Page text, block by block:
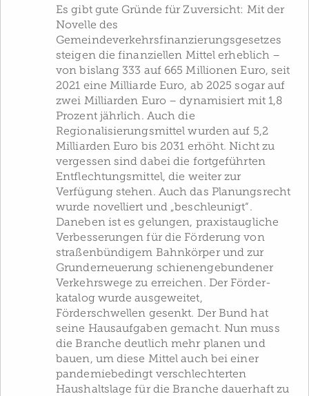
Es gibt gute Gründe für Zuversicht: Mit der
Novelle des
Gemeindeverkehrsfinanzierungsgesetzes
steigen die finanziellen Mittel erheblich –
von bislang 333 auf 665 Millionen Euro, seit
2021 eine Milliarde Euro, ab 2025 sogar auf
zwei Milliarden Euro – dynamisiert mit 1,8
Prozent jährlich. Auch die
Regionalisierungsmittel wurden auf 5,2
Milliarden Euro bis 2031 erhöht. Nicht zu
vergessen sind dabei die fortgeführten
Entflechtungsmittel, die weiter zur
Verfügung stehen. Auch das Planungsrecht
wurde novelliert und „beschleunigt“.
Daneben ist es gelungen, praxistaugliche
Verbesserungen für die Förderung von
straßenbündigem Bahnkörper und zur
Grunderneuerung schienengebundener
Verkehrswege zu erreichen. Der Förder­
katalog wurde ausgeweitet,
Förderschwellen gesenkt. Der Bund hat
seine Hausaufgaben gemacht. Nun muss
die Branche deutlich mehr planen und
bauen, um diese Mittel auch bei einer
pandemiebedingt verschlechterten
Haushaltslage für die Branche dauerhaft zu